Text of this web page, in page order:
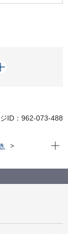
ID：962-073-488
現在